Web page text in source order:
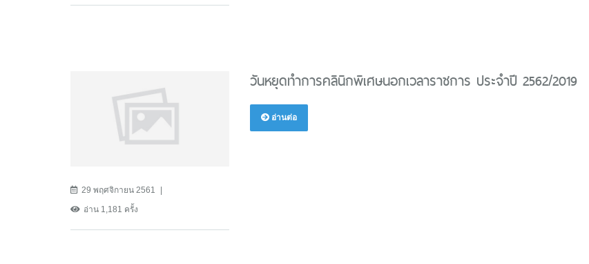
29 พฤศจิกายน 2561
อ่าน 1,181 ครั้ง
วันหยุดทำการคลินิกพิเศษนอกเวลาราชการ ประจำปี 2562/2019
อ่านต่อ